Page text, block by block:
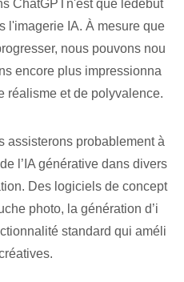
‌ChatGPT⁢n'est que le⁣début
l'imagerie IA. À mesure que
nous pouvons nou
encore plus impressionna
réalisme et de polyvalence.
assisterons probablement à
l’IA générative dans divers
Des logiciels de concept
photo, la génération d’i
standard qui améli